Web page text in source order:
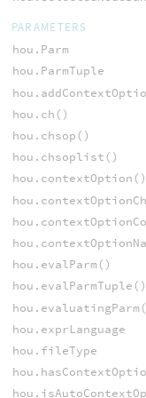
PARAMETERS
hou.Parm
hou.ParmTuple
hou.ch()
hou.chsop()
hou.chsoplist()
hou.contextOption()
hou.evalParm()
hou.evalParmTuple()
hou.exprLanguage
hou.fileType